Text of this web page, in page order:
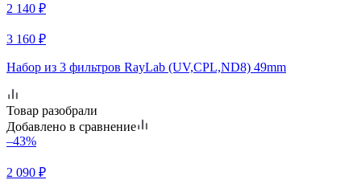
2 140 ₽
3 160 ₽
Набор из 3 фильтров RayLab (UV,CPL,ND8) 49mm
Товар разобрали
Добавлено в сравнение
–43%
2 090 ₽